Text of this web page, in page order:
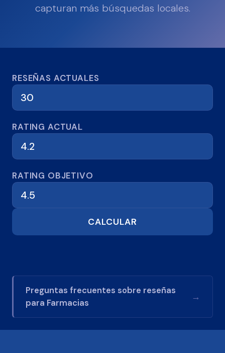
capturan más búsquedas locales.
Calculadora de reseñas
RESEÑAS ACTUALES
RATING ACTUAL
RATING OBJETIVO
CALCULAR
Preguntas frecuentes sobre reseñas
para Farmacias
→